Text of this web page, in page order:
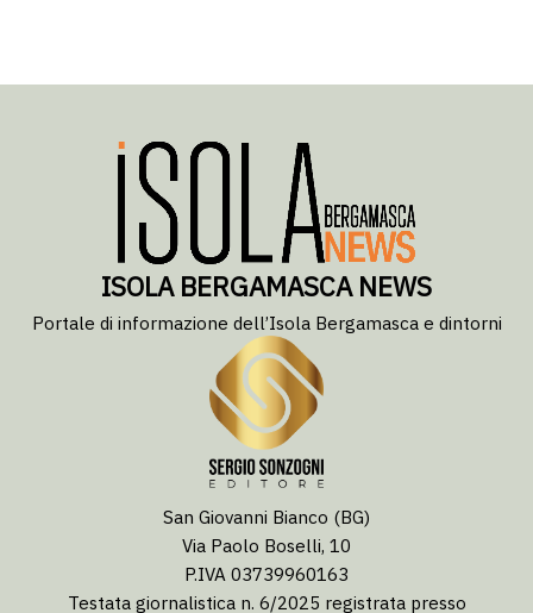
ISOLA BERGAMASCA NEWS
Portale di informazione dell’Isola Bergamasca e dintorni
San Giovanni Bianco (BG)
Via Paolo Boselli, 10
P.IVA 03739960163
Testata giornalistica n. 6/2025 registrata presso